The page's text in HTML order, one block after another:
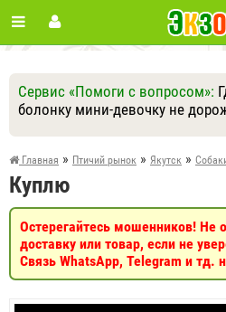
Сервис «Помоги с вопросом»:
болонку мини-девочку не
Ответить Другие вопросы
Главная » Птичий рынок » Якутск »
Куплю
Остерегайтесь мошенников! Не
доставку или товар, если не
Связь WhatsApp, Telegram и тд.